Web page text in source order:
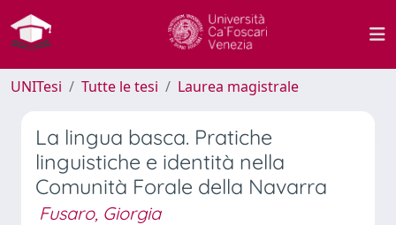
UNITesi Tutte le tesi Laurea magistrale
La lingua basca. Pratiche
linguistiche e identità nella
Comunità Forale della Navarra
Fusaro, Giorgia